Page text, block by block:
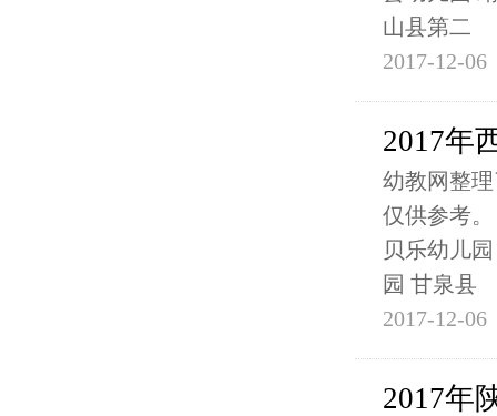
山县第二
2017-12-06
2017年
幼教网整
仅供参考
贝乐幼儿
园 甘泉县
2017-12-06
2017年